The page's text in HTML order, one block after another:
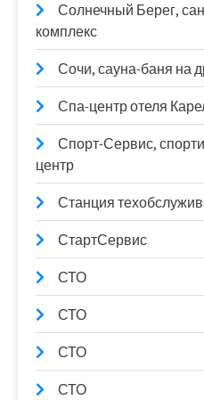
Солнечный Берег,
комплекс
Сочи, сауна-баня на
Спа-центр отеля
Спорт-Сервис,
центр
Станция
СтартСервис
СТО
СТО
СТО
СТО